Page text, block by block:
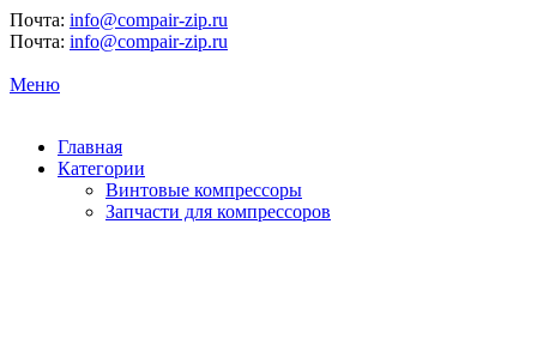
Почта: info@compair-zip.ru
Почта: info@compair-zip.ru
Меню
Главная
Категории
Винтовые компрессоры
Запчасти для компрессоров